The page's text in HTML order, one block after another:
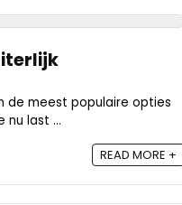
de meest populaire opties
nu last ...
READ MORE +